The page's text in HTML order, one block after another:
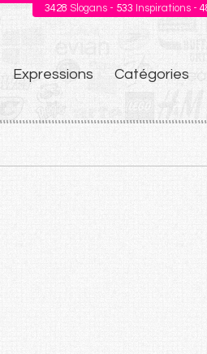
3428 Slogans - 533 Inspirations -
Expressions Catégories